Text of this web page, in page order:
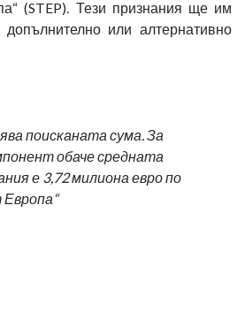
(STEP). Тези признания ще им
или алтернативно
поисканата сума. За
обаче средната
е 3,72 милиона евро по